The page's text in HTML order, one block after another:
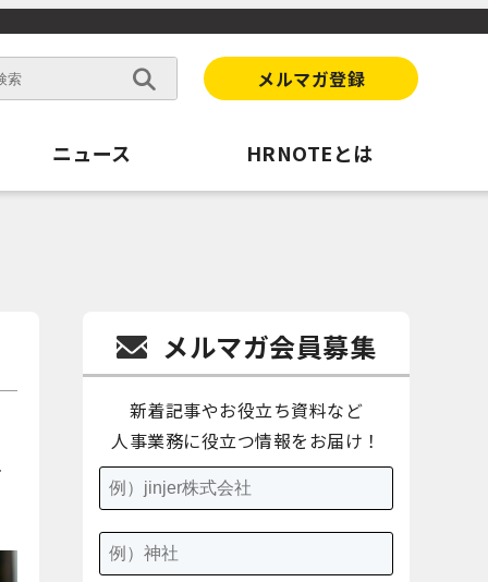
メルマガ登録
ニュース HRNOTEとは
メルマガ会員募集
新着記事やお役立ち資料など
人事業務に役立つ情報をお届け！